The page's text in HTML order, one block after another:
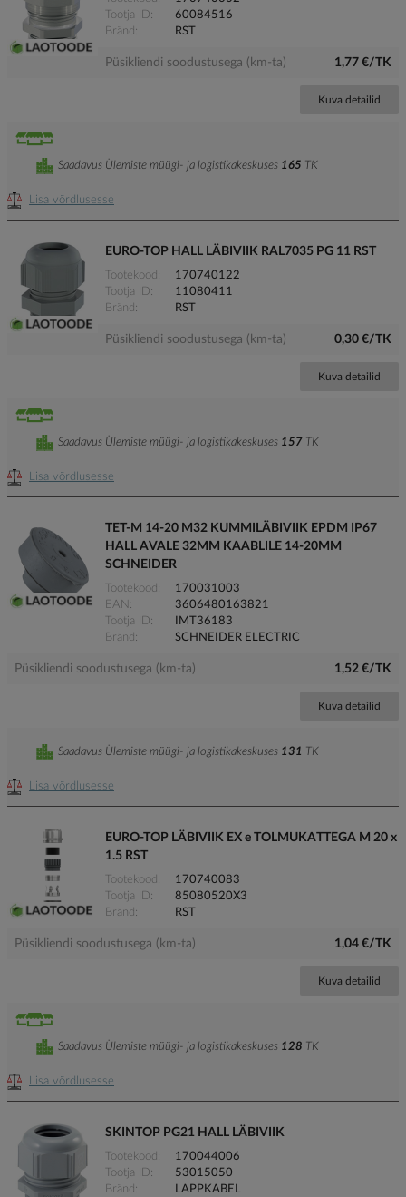
Tootja ID
60084516
Bränd
RST
Püsikliendi soodustusega (km-ta) 1,77 €/TK
Kuva detailid
Lisa võrdlusesse
Saadavus Ülemiste müügi- ja logistikakeskuses 165 TK
EURO-TOP HALL LÄBIVIIK RAL7035 PG 11 RST
Tootekood
170740122
Tootja ID
11080411
Bränd
RST
Püsikliendi soodustusega (km-ta) 0,30 €/TK
Kuva detailid
Lisa võrdlusesse
Saadavus Ülemiste müügi- ja logistikakeskuses 157 TK
TET-M 14-20 M32 KUMMILÄBIVIIK EPDM IP67
HALL AVALE 32MM KAABLILE 14-20MM
SCHNEIDER
Tootekood
170031003
EAN
3606480163821
Tootja ID
IMT36183
Bränd
SCHNEIDER ELECTRIC
Püsikliendi soodustusega (km-ta) 1,52 €/TK
Kuva detailid
Lisa võrdlusesse
Saadavus Ülemiste müügi- ja logistikakeskuses 131 TK
EURO-TOP LÄBIVIIK EX e TOLMUKATTEGA M 20 x
1.5 RST
Tootekood
170740083
Tootja ID
85080520X3
Bränd
RST
Püsikliendi soodustusega (km-ta) 1,04 €/TK
Kuva detailid
Lisa võrdlusesse
Saadavus Ülemiste müügi- ja logistikakeskuses 128 TK
SKINTOP PG21 HALL LÄBIVIIK
Tootekood
170044006
Tootja ID
53015050
Bränd
LAPPKABEL